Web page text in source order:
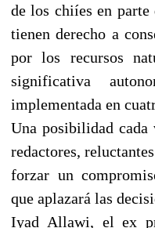
de los chiíes en parte
tienen derecho a
por los recursos
significativa
implementada en
Una posibilidad cada
redactores,
forzar un
que aplazará las
Iyad Allawi, el ex